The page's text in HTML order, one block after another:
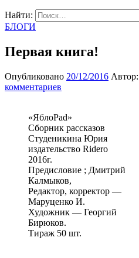
Найти:
БЛОГИ
Первая книга!
Опубликовано 20/12/2016 Автор:
комментариев
«ЯблоPad»
Сборник рассказов
Студеникина Юрия
издательство Ridero
2016г.
Предисловие ; Дмитрий
Калмыков,
Редактор, корректор —
Маруценко И.
Художник — Георгий
Бирюков.
Тираж 50 шт.